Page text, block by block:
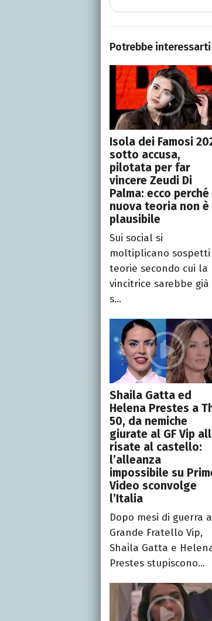
Potrebbe
Isola dei Famosi
sotto accusa,
pilotata per far
vincere Zeudi Di
Palma: ecco
nuova teoria non è
plausibile
Sui social si
moltiplicano sospetti
teorie secondo cui la
vincitrice sarebbe già
s...
Shaila Gatta ed
Helena Prestes a
50, da nemiche
giurate al GF Vip
risate al castello:
l’alleanza
impossibile su
Video sconvolge
l’Italia
Dopo mesi di guerra
Grande Fratello Vip,
Shaila Gatta e
Prestes stupiscono...